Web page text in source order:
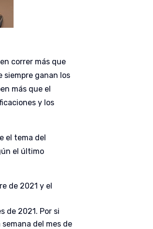
correr más que
siempre ganan los
más que el
y los
el tema del
el último
de 2021 y el
de 2021. Por si
del mes de